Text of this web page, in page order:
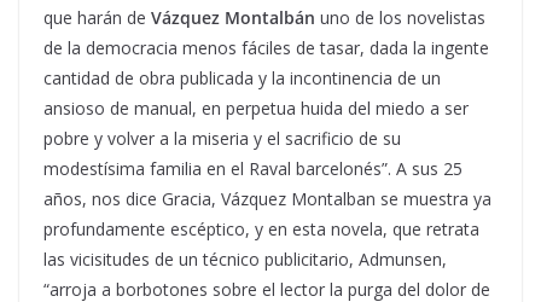
que harán de Vázquez Montalbán uno de los novelistas
de la democracia menos fáciles de tasar, dada la ingente
cantidad de obra publicada y la incontinencia de un
ansioso de manual, en perpetua huida del miedo a ser
pobre y volver a la miseria y el sacrificio de su
modestísima familia en el Raval barcelonés”. A sus 25
años, nos dice Gracia, Vázquez Montalban se muestra ya
profundamente escéptico, y en esta novela, que retrata
las vicisitudes de un técnico publicitario, Admunsen,
“arroja a borbotones sobre el lector la purga del dolor de